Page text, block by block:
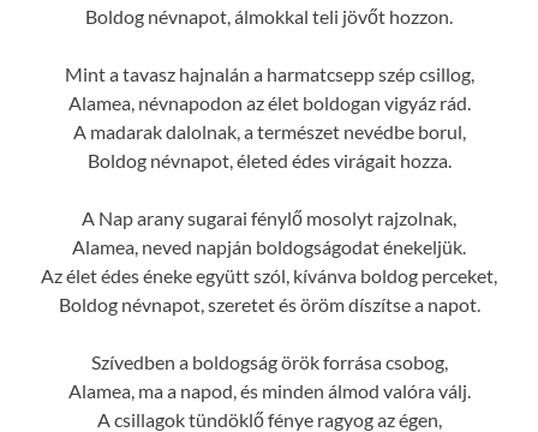
Boldog névnapot, álmokkal teli jövőt hozzon.
Mint a tavasz hajnalán a harmatcsepp szép csillog,
Alamea, névnapodon az élet boldogan vigyáz rád.
A madarak dalolnak, a természet nevédbe borul,
Boldog névnapot, életed édes virágait hozza.
A Nap arany sugarai fénylő mosolyt rajzolnak,
Alamea, neved napján boldogságodat énekeljük.
Az élet édes éneke együtt szól, kívánva boldog perceket,
Boldog névnapot, szeretet és öröm díszítse a napot.
Szívedben a boldogság örök forrása csobog,
Alamea, ma a napod, és minden álmod valóra válj.
A csillagok tündöklő fénye ragyog az égen,